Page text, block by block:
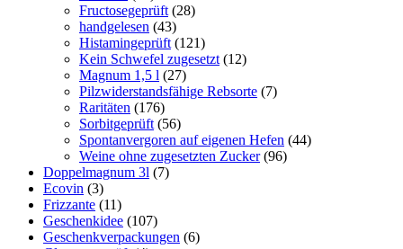
Fructosegeprüft (28)
handgelesen (43)
Histamingeprüft (121)
Kein Schwefel zugesetzt (12)
Magnum 1,5 l (27)
Pilzwiderstandsfähige Rebsorte (7)
Raritäten (176)
Sorbitgeprüft (56)
Spontanvergoren auf eigenen Hefen (44)
Weine ohne zugesetzten Zucker (96)
Doppelmagnum 3l (7)
Ecovin (3)
Frizzante (11)
Geschenkidee (107)
Geschenkverpackungen (6)